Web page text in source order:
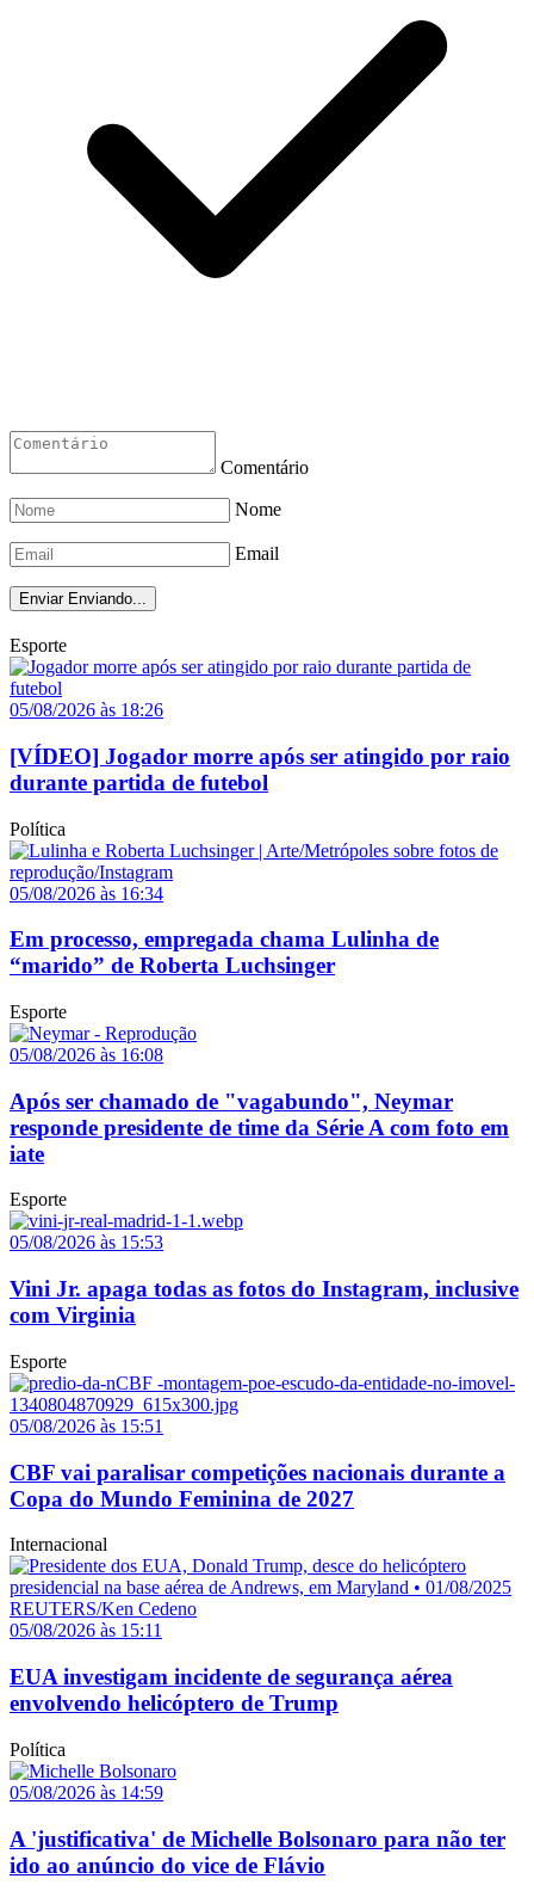
Comentário
Nome
Email
Enviar Enviando...
Esporte
05/08/2026 às 18:26
[VÍDEO] Jogador morre após ser atingido por raio
durante partida de futebol
Política
05/08/2026 às 16:34
Em processo, empregada chama Lulinha de
“marido” de Roberta Luchsinger
Esporte
05/08/2026 às 16:08
Após ser chamado de "vagabundo", Neymar
responde presidente de time da Série A com foto em
iate
Esporte
05/08/2026 às 15:53
Vini Jr. apaga todas as fotos do Instagram, inclusive
com Virginia
Esporte
05/08/2026 às 15:51
CBF vai paralisar competições nacionais durante a
Copa do Mundo Feminina de 2027
Internacional
05/08/2026 às 15:11
EUA investigam incidente de segurança aérea
envolvendo helicóptero de Trump
Política
05/08/2026 às 14:59
A 'justificativa' de Michelle Bolsonaro para não ter
ido ao anúncio do vice de Flávio